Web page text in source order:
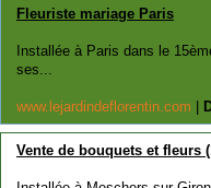
Fleuriste mariage Paris
Installée à Paris dans le
ses...
www.lejardindeflorentin.com
Vente de bouquets et fleurs